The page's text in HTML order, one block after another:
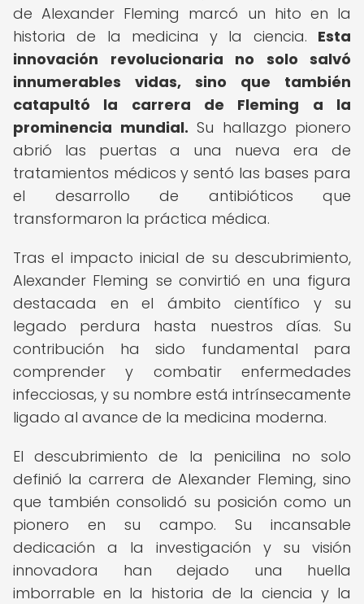
de Alexander Fleming marcó un hito en la
historia de la medicina y la ciencia. Esta
innovación revolucionaria no solo salvó
innumerables vidas, sino que también
catapultó la carrera de Fleming a la
prominencia mundial. Su hallazgo pionero
abrió las puertas a una nueva era de
tratamientos médicos y sentó las bases para
el desarrollo de antibióticos que
transformaron la práctica médica.
Tras el impacto inicial de su descubrimiento,
Alexander Fleming se convirtió en una figura
destacada en el ámbito científico y su
legado perdura hasta nuestros días. Su
contribución ha sido fundamental para
comprender y combatir enfermedades
infecciosas, y su nombre está intrínsecamente
ligado al avance de la medicina moderna.
El descubrimiento de la penicilina no solo
definió la carrera de Alexander Fleming, sino
que también consolidó su posición como un
pionero en su campo. Su incansable
dedicación a la investigación y su visión
innovadora han dejado una huella
imborrable en la historia de la ciencia y la